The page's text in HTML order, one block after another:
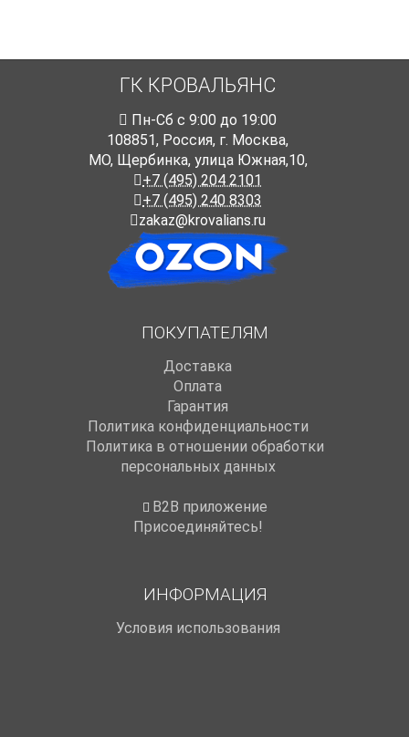
ГК КРОВАЛЬЯНС
Пн-Cб с 9:00 до 19:00
108851, Россия, г. Москва,
МО, Щербинка, улица Южная,10,
+7 (495) 204 2101
+7 (495) 240 8303
zakaz@krovalians.ru
ПОКУПАТЕЛЯМ
Доставка
Оплата
Гарантия
Политика конфиденциальности
Политика в отношении обработки
персональных данных
B2B приложение
Присоединяйтесь!
ИНФОРМАЦИЯ
Условия использования